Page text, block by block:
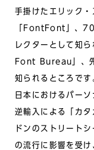
手掛けたエリック
「FontFont」、
レクターとして知
Font Bureau」、
知られるところです
日本におけるパー
逆輸入による「カ
ドンのストリート
の流行に影響を受